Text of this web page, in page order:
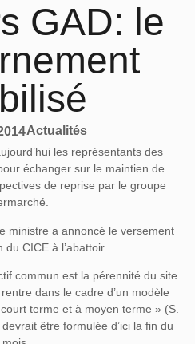
GAD: le
Actualités
les représentants des
échanger sur le maintien de
de reprise par le groupe
ministre a annoncé le versement
CICE à l’abattoir.
commun est la pérennité du site
dans le cadre d’un modèle
terme et à moyen terme » (S.
être formulée d’ici la fin du